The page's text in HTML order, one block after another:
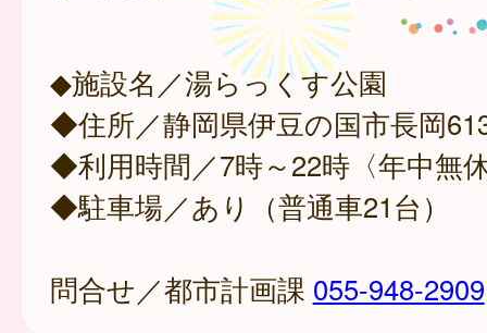
◆施設名／湯らっくす公園
◆住所／静岡県伊豆の国市長岡
◆利用時間／7時～22時〈年中無
◆駐車場／あり（普通車21台）
問合せ／都市計画課 055-948-2909